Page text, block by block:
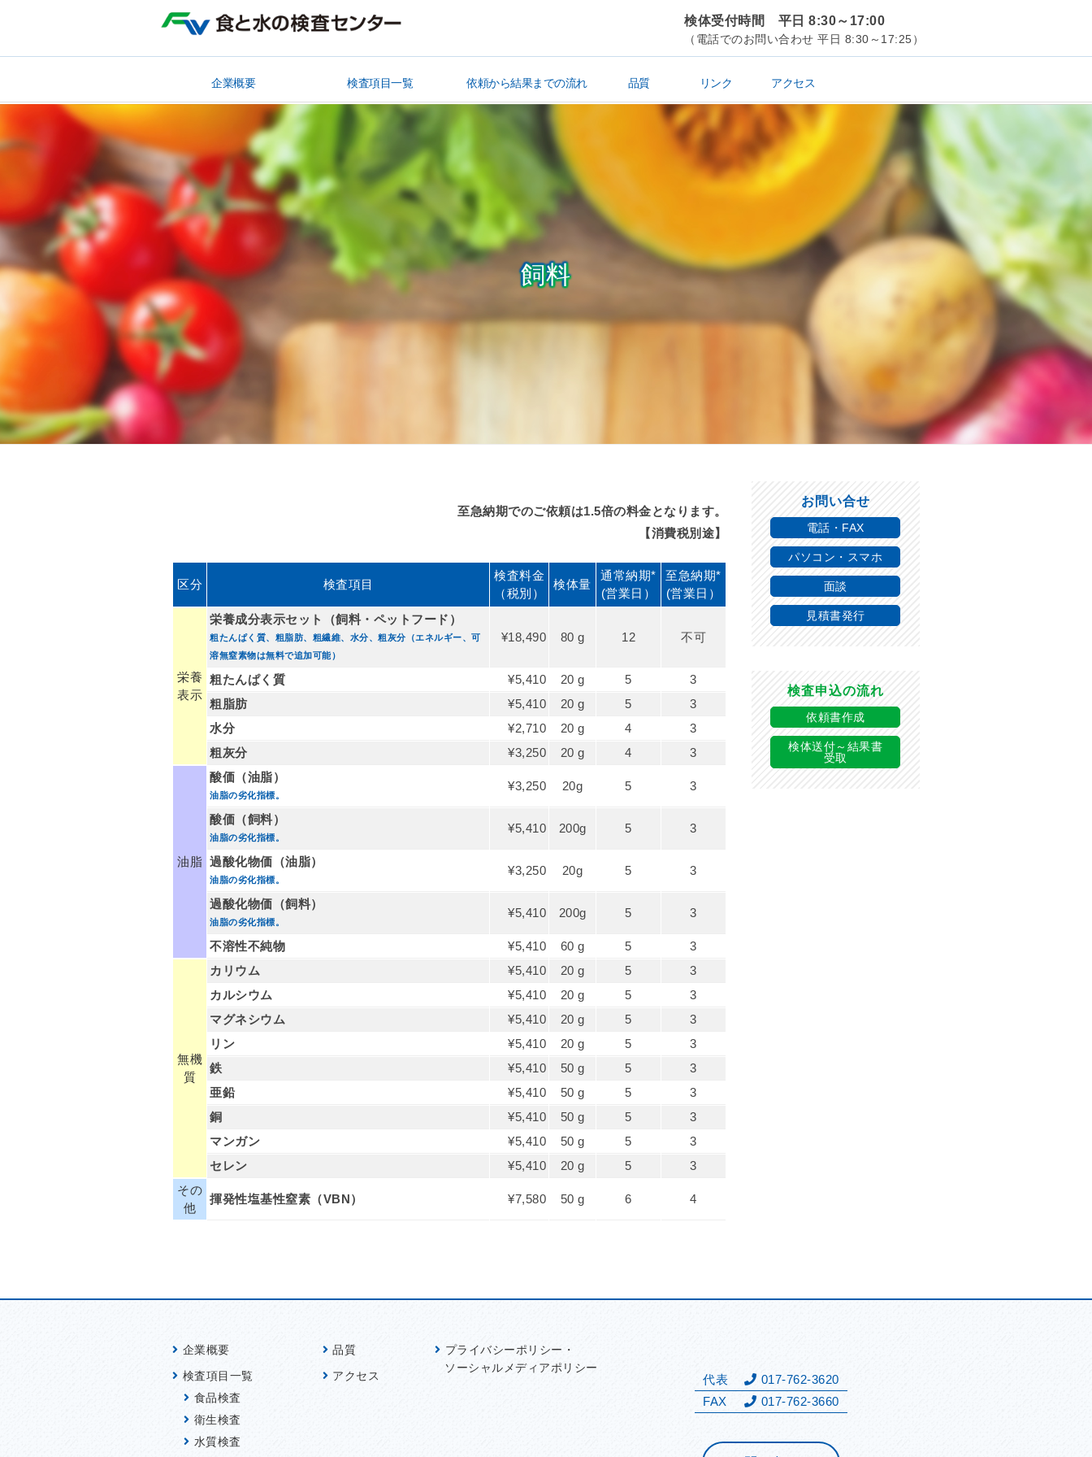
検体受付時間 平日 8:30～17:00
（電話でのお問い合わせ 平日 8:30～17:25）
企業概要
理事長挨拶
企業理念
企業スローガン
施設概要
沿革
事業登録
加入学会
関連団体
資格取得
検査項目一覧
食品検査
栄養成分表示
残留農薬・貝毒
金属・有害成分
放射能
飼料
機能性成分
食品微生物
賞味・消費期限
食品製造規格
清涼飲料水・ミネラルウォーター
衛生検査 衛生検査・研修
検便
飲料水検査 飲料水
ビル管・その他
簡易専用水道
環境検査 水質
土壌・産業廃棄物
シックハウス・悪臭・ばい煙
肥料
医薬品試験 医薬品試験
依頼から結果までの流れ
依頼書作成
検体送付～結果書受取
品質
ISO/IEC17025
水道GLP
リンク アクセス
飼料
至急納期でのご依頼は1.5倍の料金となります。
【消費税別途】
区分 検査項目
検査料金
（税別）
検体量
通常納期*
(営業日）
至急納期*
(営業日）
栄養
表示
栄養成分表示セット（飼料・ペットフード）
粗たんぱく質、粗脂肪、粗繊維、水分、粗灰分（エネルギー、可
溶無窒素物は無料で追加可能）
¥18,490 80 g 12 不可
粗たんぱく質 ¥5,410 20 g 5
3
粗脂肪
¥5,410 20 g 5
3
水分
¥2,710 20 g 4
3
粗灰分
¥3,250 20 g 4 3
油脂
酸価（油脂）
油脂の劣化指標。
¥3,250 20g 5 3
酸価（飼料）
油脂の劣化指標。
¥5,410 200g 5 3
過酸化物価（油脂）
油脂の劣化指標。
¥3,250 20g 5 3
過酸化物価（飼料）
油脂の劣化指標。
¥5,410 200g 5 3
不溶性不純物 ¥5,410 60 g 5 3
無機
質
カリウム ¥5,410 20 g 5
3
カルシウム
¥5,410 20 g 5
3
マグネシウム
¥5,410 20 g 5
3
リン
¥5,410 20 g 5
3
鉄
¥5,410 50 g 5
3
亜鉛
¥5,410 50 g 5
3
銅
¥5,410 50 g 5
3
マンガン
¥5,410 50 g 5
3
セレン
¥5,410 20 g 5
3
その
他
揮発性塩基性窒素（VBN） ¥7,580 50 g 6 4
お問い合せ
電話・FAX
パソコン・スマホ
面談
見積書発行
検査申込の流れ
依頼書作成
検体送付～結果書
受取
企業概要
検査項目一覧
食品検査
衛生検査
水質検査
品質
アクセス
プライバシーポリシー・
ソーシャルメディアポリシー
代表
017-762-3620
FAX
017-762-3660